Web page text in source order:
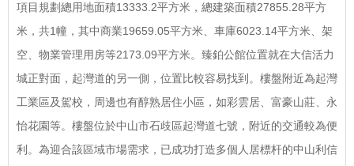
項目規劃總用地面積13333.2平方米，總建築面積27855.28平方
米，共1幢，其中商業19659.05平方米、車庫6023.14平方米、架
空、物業管理用房等2173.09平方米。臻鉑公館位置就在大信活力
城正對面，起灣道的另一側，位置比較容易找到。樓盤附近為起灣
工業區及駕校，周邊也有醇熟居住小區，如彩雲居、富豪山莊、永
怡花園等。樓盤位於中山市石歧區起灣道七號，附近的交通較為便
利。為迎合該區域市場需求，已成功打造多個人居標杆的中山利信